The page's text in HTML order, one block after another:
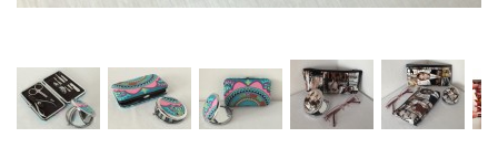
© 2025 eStránky.cz